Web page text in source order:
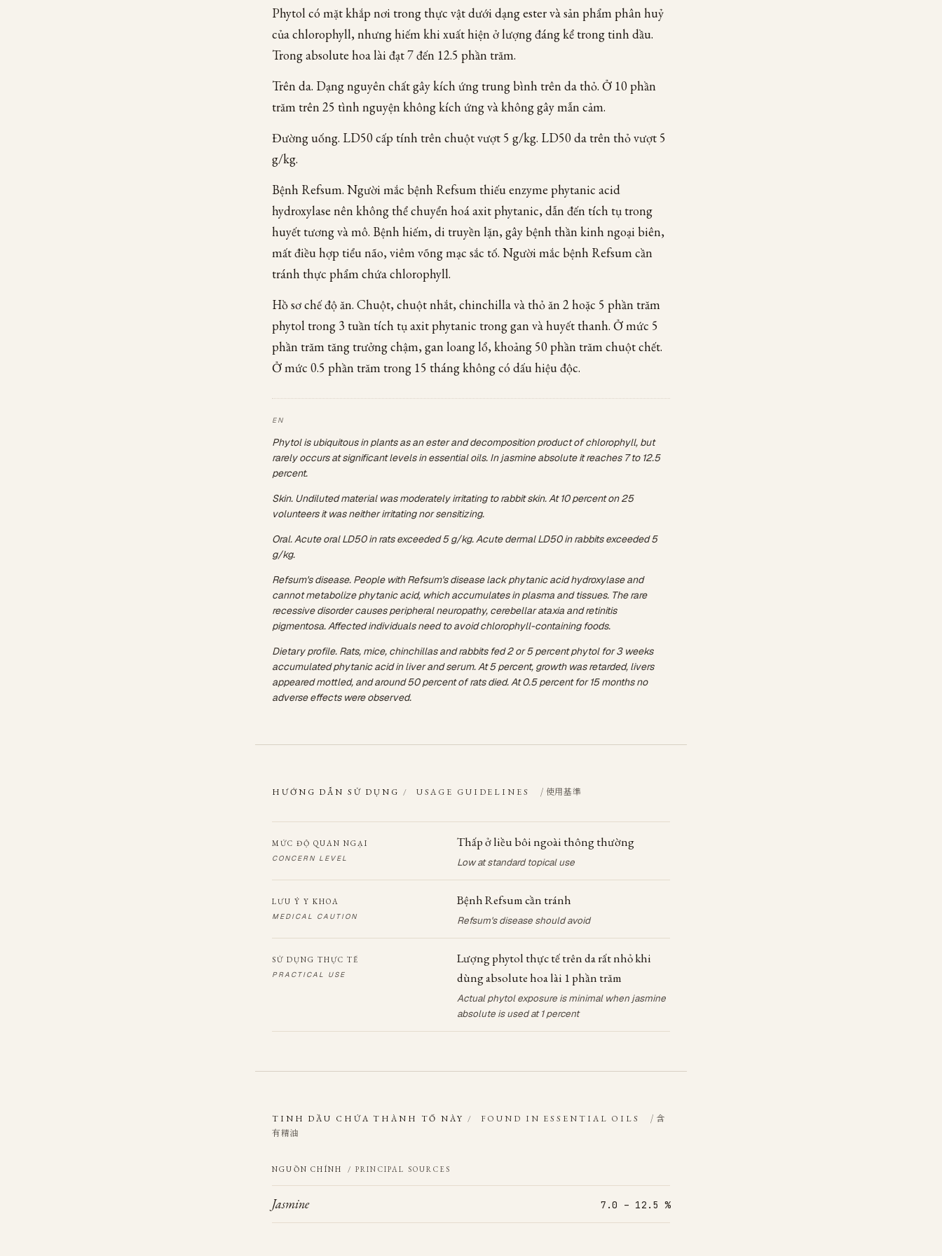
Phytol có mặt khắp nơi trong thực vật dưới dạng ester và sản phẩm phân huỷ
của chlorophyll, nhưng hiếm khi xuất hiện ở lượng đáng kể trong tinh dầu.
Trong absolute hoa lài đạt 7 đến 12.5 phần trăm.
Trên da. Dạng nguyên chất gây kích ứng trung bình trên da thỏ. Ở 10 phần
trăm trên 25 tình nguyện không kích ứng và không gây mẫn cảm.
Đường uống. LD50 cấp tính trên chuột vượt 5 g/kg. LD50 da trên thỏ vượt 5
g/kg.
Bệnh Refsum. Người mắc bệnh Refsum thiếu enzyme phytanic acid
hydroxylase nên không thể chuyển hoá axit phytanic, dẫn đến tích tụ trong
huyết tương và mô. Bệnh hiếm, di truyền lặn, gây bệnh thần kinh ngoại biên,
mất điều hợp tiểu não, viêm võng mạc sắc tố. Người mắc bệnh Refsum cần
tránh thực phẩm chứa chlorophyll.
Hồ sơ chế độ ăn. Chuột, chuột nhắt, chinchilla và thỏ ăn 2 hoặc 5 phần trăm
phytol trong 3 tuần tích tụ axit phytanic trong gan và huyết thanh. Ở mức 5
phần trăm tăng trưởng chậm, gan loang lổ, khoảng 50 phần trăm chuột chết.
Ở mức 0.5 phần trăm trong 15 tháng không có dấu hiệu độc.
Phytol is ubiquitous in plants as an ester and decomposition product of chlorophyll, but
rarely occurs at significant levels in essential oils. In jasmine absolute it reaches 7 to 12.5
percent.
Skin. Undiluted material was moderately irritating to rabbit skin. At 10 percent on 25
volunteers it was neither irritating nor sensitizing.
Oral. Acute oral LD50 in rats exceeded 5 g/kg. Acute dermal LD50 in rabbits exceeded 5
g/kg.
Refsum's disease. People with Refsum's disease lack phytanic acid hydroxylase and
cannot metabolize phytanic acid, which accumulates in plasma and tissues. The rare
recessive disorder causes peripheral neuropathy, cerebellar ataxia and retinitis
pigmentosa. Affected individuals need to avoid chlorophyll-containing foods.
Dietary profile. Rats, mice, chinchillas and rabbits fed 2 or 5 percent phytol for 3 weeks
accumulated phytanic acid in liver and serum. At 5 percent, growth was retarded, livers
appeared mottled, and around 50 percent of rats died. At 0.5 percent for 15 months no
adverse effects were observed.
HƯỚNG DẪN SỬ DỤNG / USAGE GUIDELINES / 使用基準
MỨC ĐỘ QUAN NGẠI
CONCERN LEVEL
Thấp ở liều bôi ngoài thông thường
Low at standard topical use
LƯU Ý Y KHOA
MEDICAL CAUTION
Bệnh Refsum cần tránh
Refsum's disease should avoid
SỬ DỤNG THỰC TẾ
PRACTICAL USE
Lượng phytol thực tế trên da rất nhỏ khi
dùng absolute hoa lài 1 phần trăm
Actual phytol exposure is minimal when jasmine
absolute is used at 1 percent
TINH DẦU CHỨA THÀNH TỐ NÀY / FOUND IN ESSENTIAL OILS
/ 含
有精油
NGUỒN CHÍNH / PRINCIPAL SOURCES
Jasmine 7.0 – 12.5 %